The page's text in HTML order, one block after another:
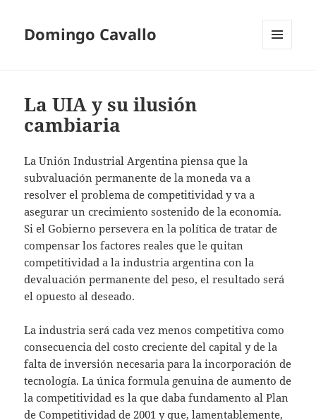
Domingo Cavallo
La UIA y su ilusión
cambiaria
La Unión Industrial Argentina piensa que la
subvaluación permanente de la moneda va a
resolver el problema de competitividad y va a
asegurar un crecimiento sostenido de la economía.
Si el Gobierno persevera en la política de tratar de
compensar los factores reales que le quitan
competitividad a la industria argentina con la
devaluación permanente del peso, el resultado será
el opuesto al deseado.
La industria será cada vez menos competitiva como
consecuencia del costo creciente del capital y de la
falta de inversión necesaria para la incorporación de
tecnología. La única formula genuina de aumento de
la competitividad es la que daba fundamento al Plan
de Competitividad de 2001 y que, lamentablemente,